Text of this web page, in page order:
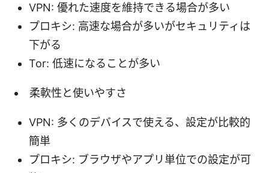
VPN: 優れた速度を維持できる場合が多い
プロキシ: 高速な場合が多いがセキュリティは
下がる
Tor: 低速になることが多い
柔軟性と使いやすさ
VPN: 多くのデバイスで使える、設定が比較的
簡単
プロキシ: ブラウザやアプリ単位での設定が可